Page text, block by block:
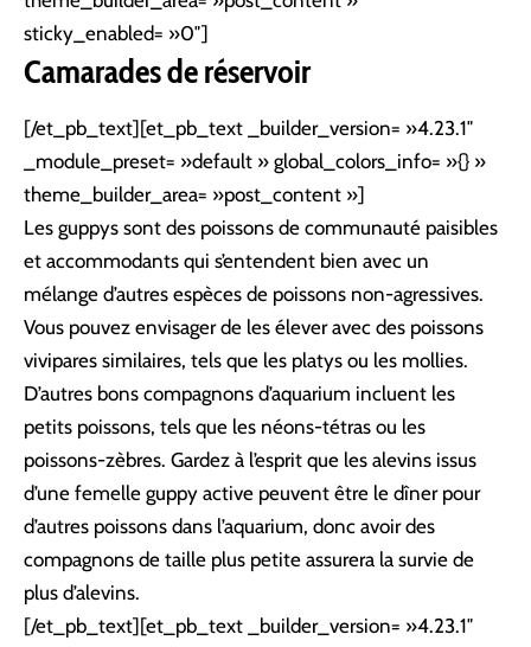
sticky_enabled= »0″]
Camarades de réservoir
[/et_pb_text][et_pb_text _builder_version= »4.23.1″
_module_preset= »default » global_colors_info= »{} »
theme_builder_area= »post_content »]
Les guppys sont des poissons de communauté paisibles
et accommodants qui s’entendent bien avec un
mélange d’autres espèces de poissons non-agressives.
Vous pouvez envisager de les élever avec des poissons
vivipares similaires, tels que les platys ou les mollies.
D’autres bons compagnons d’aquarium incluent les
petits poissons, tels que les néons-tétras ou les
poissons-zèbres. Gardez à l’esprit que les alevins issus
d’une femelle guppy active peuvent être le dîner pour
d’autres poissons dans l’aquarium, donc avoir des
compagnons de taille plus petite assurera la survie de
plus d’alevins.
[/et_pb_text][et_pb_text _builder_version= »4.23.1″